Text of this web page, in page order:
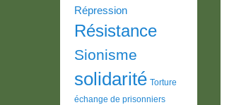
Répression
Résistance
Sionisme
solidarité Torture
échange de prisonniers